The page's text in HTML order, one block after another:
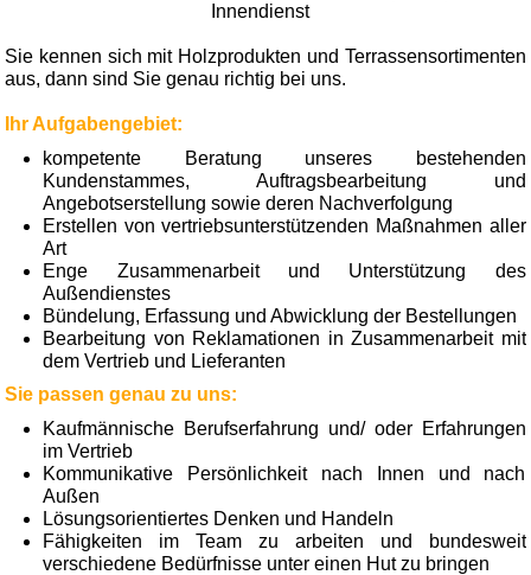
Innendienst
Sie kennen sich mit Holzprodukten und Terrassensortimenten
aus, dann sind Sie genau richtig bei uns.
Ihr Aufgabengebiet:
kompetente Beratung unseres bestehenden
Kundenstammes, Auftragsbearbeitung und
Angebotserstellung sowie deren Nachverfolgung
Erstellen von vertriebsunterstützenden Maßnahmen aller
Art
Enge Zusammenarbeit und Unterstützung des
Außendienstes
Bündelung, Erfassung und Abwicklung der Bestellungen
Bearbeitung von Reklamationen in Zusammen­arbeit mit
dem Vertrieb und Lieferanten
Sie passen genau zu uns:
Kaufmännische Berufserfahrung und/ oder Erfahrungen
im Vertrieb
Kommunikative Persönlichkeit nach Innen und nach
Außen
Lösungsorientiertes Denken und Handeln
Fähigkeiten im Team zu arbeiten und bundesweit
verschiedene Bedürfnisse unter einen Hut zu bringen